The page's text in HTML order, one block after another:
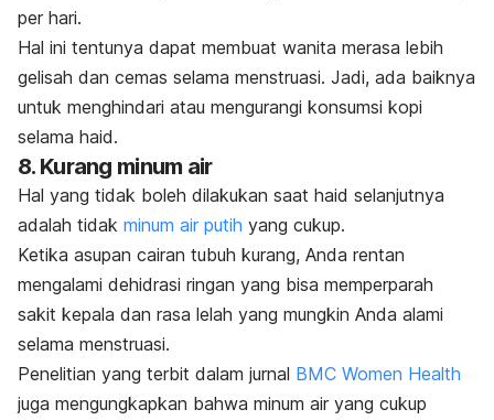
per hari.
Hal ini tentunya dapat membuat wanita merasa lebih
gelisah dan cemas selama menstruasi. Jadi, ada baiknya
untuk menghindari atau mengurangi konsumsi kopi
selama haid.
8. Kurang minum air
Hal yang tidak boleh dilakukan saat haid selanjutnya
adalah tidak minum air putih yang cukup.
Ketika asupan cairan tubuh kurang, Anda rentan
mengalami dehidrasi ringan yang bisa memperparah
sakit kepala dan rasa lelah yang mungkin Anda alami
selama menstruasi.
Penelitian yang terbit dalam jurnal BMC Women Health
juga mengungkapkan bahwa minum air yang cukup